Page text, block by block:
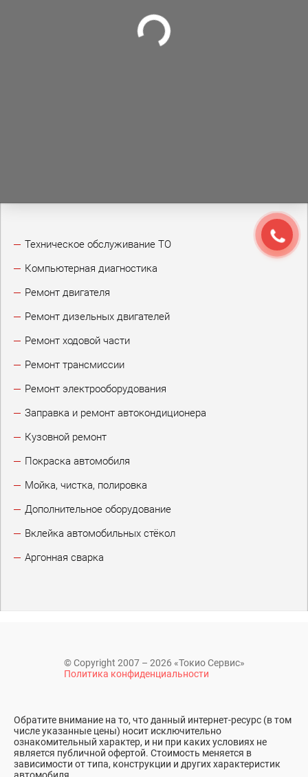
Техническое обслуживание ТО
Компьютерная диагностика
Ремонт двигателя
Ремонт дизельных двигателей
Ремонт ходовой части
Ремонт трансмиссии
Ремонт электрооборудования
Заправка и ремонт автокондиционера
Кузовной ремонт
Покраска автомобиля
Мойка, чистка, полировка
Дополнительное оборудование
Вклейка автомобильных стёкол
Аргонная сварка
© Copyright 2007 – 2026 «Токио Сервис»
Политика конфиденциальности
Обратите внимание на то, что данный интернет-ресурс (в том
числе указанные цены) носит исключительно
ознакомительный характер, и ни при каких условиях не
является публичной офертой. Стоимость меняется в
зависимости от типа, конструкции и других характеристик